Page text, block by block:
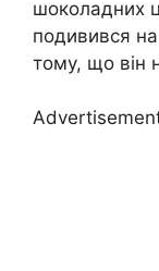
шоколадних
подивився
тому, що він